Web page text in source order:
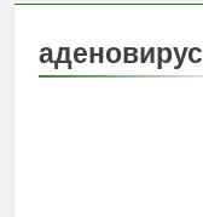
аденовирус